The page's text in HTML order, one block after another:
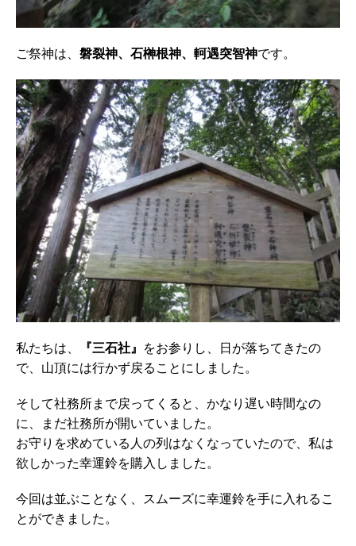
ご祭神は、 磐裂神、石榊根神、軻遇突智神です。
私たちは、 『三石社』 をお参りし、日が落ちてきたの
で、山頂には行かず戻ることにしました。
そして社務所まで戻ってくると、かなり遅い時間なの
に、まだ社務所が開いていました。
お守りを求めている人の列はなくなっていたので、私は
欲しかった幸運鈴を購入しました。
今回は並ぶことなく、スムーズに幸運鈴を手に入れるこ
とができました。